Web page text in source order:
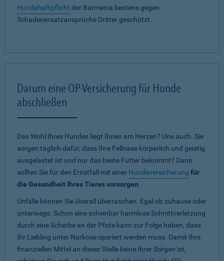
Hundehaftpflicht der Barmenia bestens gegen
Schadenersatzansprüche Dritter geschützt.
Darum eine OP-Versicherung für Hunde
abschließen
Das Wohl Ihres Hundes liegt Ihnen am Herzen? Uns auch. Sie
sorgen täglich dafür, dass Ihre Fellnase körperlich und geistig
ausgelastet ist und nur das beste Futter bekommt? Dann
sollten Sie für den Ernstfall mit einer Hundeversicherung für
die Gesundheit Ihres Tieres vorsorgen.
Unfälle können Sie überall überraschen. Egal ob zuhause oder
unterwegs. Schon eine scheinbar harmlose Schnittverletzung
durch eine Scherbe an der Pfote kann zur Folge haben, dass
Ihr Liebling unter Narkose operiert werden muss. Damit Ihre
finanziellen Mittel an dieser Stelle keine Ihrer Sorgen ist,